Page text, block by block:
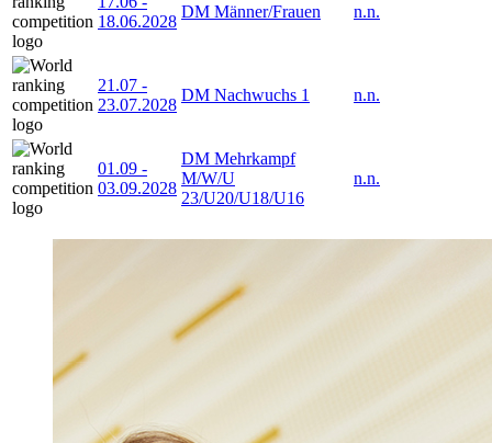
18.06.2028
DM Männer/Frauen n.n.
21.07 -
23.07.2028
DM Nachwuchs 1 n.n.
01.09 -
03.09.2028
DM Mehrkampf
M/W/U
23/U20/U18/U16
n.n.